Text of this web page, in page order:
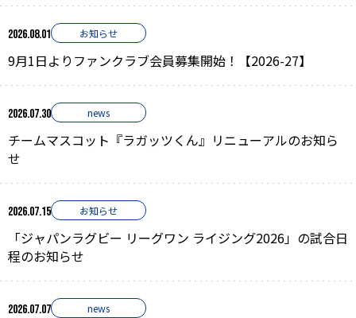
9月1日よりファンクラブ会員募集開始！【2026-27】
2026.08.01 お知らせ
チームマスコット『ラガッツくん』リニューアルのお知ら
せ
2026.07.30 news
「ジャパンラグビー リーグワン ライジング2026」の試合日
程のお知らせ
2026.07.15 お知らせ
2026.07.07 news